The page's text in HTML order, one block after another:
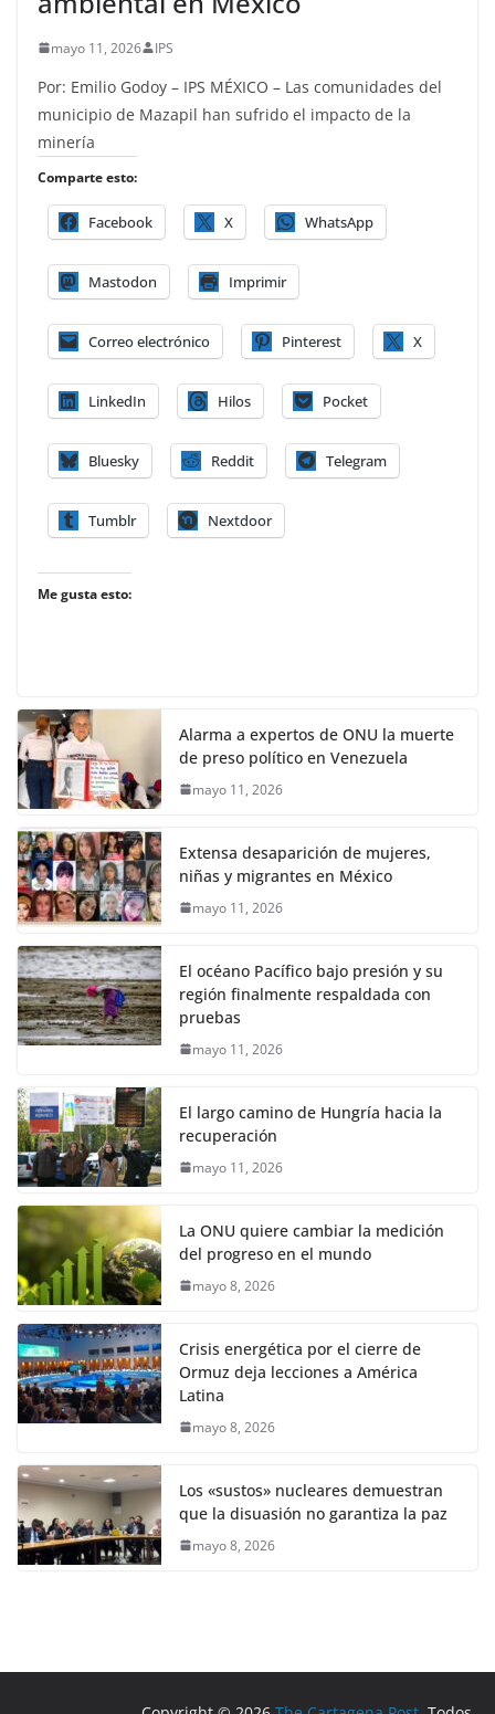
mayo 11, 2026 IPS
Por: Emilio Godoy – IPS MÉXICO – Las comunidades del
municipio de Mazapil han sufrido el impacto de la
minería
Comparte esto:
Facebook X WhatsApp
Mastodon Imprimir
Correo electrónico Pinterest X
LinkedIn Hilos Pocket
Bluesky Reddit Telegram
Tumblr Nextdoor
Me gusta esto:
Alarma a expertos de ONU la muerte
de preso político en Venezuela
mayo 11, 2026
Extensa desaparición de mujeres,
niñas y migrantes en México
mayo 11, 2026
El océano Pacífico bajo presión y su
región finalmente respaldada con
pruebas
mayo 11, 2026
El largo camino de Hungría hacia la
recuperación
mayo 11, 2026
La ONU quiere cambiar la medición
del progreso en el mundo
mayo 8, 2026
Crisis energética por el cierre de
Ormuz deja lecciones a América
Latina
mayo 8, 2026
Los «sustos» nucleares demuestran
que la disuasión no garantiza la paz
mayo 8, 2026